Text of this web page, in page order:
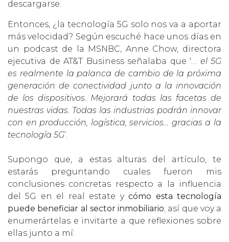
descargarse.
Entonces, ¿la tecnología 5G solo nos va a aportar
más velocidad? Según escuché hace unos días en
un podcast de la MSNBC, Anne Chow, directora
ejecutiva de AT&T Business señalaba que ‘… el 5G
es realmente la palanca de cambio de la próxima
generación de conectividad junto a la innovación
de los dispositivos. Mejorará todas las facetas de
nuestras vidas. Todas las industrias podrán innovar
con en producción, logística, servicios… gracias a la
tecnología 5G’.
Supongo que, a estas alturas del artículo, te
estarás preguntando cuales fueron mis
conclusiones concretas respecto a la influencia
del 5G en el real estate ycómo esta tecnología
puede beneficiar al sector inmobiliario; así que voy a
enumerártelas e invitarte a que reflexiones sobre
ellas junto a mí: